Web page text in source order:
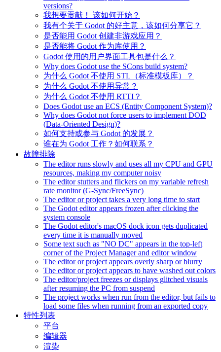
versions?
我想要贡献！ 该如何开始？
我有个关于 Godot 的好主意，该如何分享它？
是否能用 Godot 创建非游戏应用？
是否能将 Godot 作为库使用？
Godot 使用的用户界面工具包是什么？
Why does Godot use the SCons build system?
为什么 Godot 不使用 STL（标准模板库）？
为什么 Godot 不使用异常？
为什么 Godot 不使用 RTTI？
Does Godot use an ECS (Entity Component System)?
Why does Godot not force users to implement DOD
(Data-Oriented Design)?
如何支持或参与 Godot 的发展？
谁在为 Godot 工作？如何联系？
故障排除
The editor runs slowly and uses all my CPU and GPU
resources, making my computer noisy
The editor stutters and flickers on my variable refresh
rate monitor (G-Sync/FreeSync)
The editor or project takes a very long time to start
The Godot editor appears frozen after clicking the
system console
The Godot editor's macOS dock icon gets duplicated
every time it is manually moved
Some text such as "NO DC" appears in the top-left
corner of the Project Manager and editor window
The editor or project appears overly sharp or blurry
The editor or project appears to have washed out colors
The editor/project freezes or displays glitched visuals
after resuming the PC from suspend
The project works when run from the editor, but fails to
load some files when running from an exported copy
特性列表
平台
编辑器
渲染